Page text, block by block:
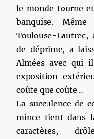
le monde tourne
banquise.
Toulouse-Lautrec,
de déprime, a
Almées avec qui
exposition
coûte que coûte…
La succulence de
mince tient dans
caractères,